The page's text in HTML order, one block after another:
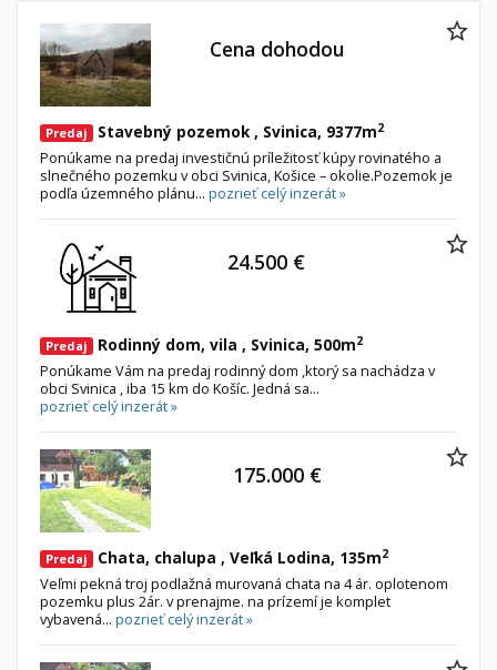
Predaj Stavebný pozemok , Svinica, 9377m2
Ponúkame na predaj investičnú príležitosť kúpy rovinatého a
slnečného pozemku v obci Svinica, Košice – okolie.Pozemok je
podľa územného plánu... pozrieť celý inzerát »
Cena dohodou
Predaj Rodinný dom, vila , Svinica, 500m2
Ponúkame Vám na predaj rodinný dom ,ktorý sa nachádza v
obci Svinica , iba 15 km do Košíc. Jedná sa...
pozrieť celý inzerát »
24.500 €
Predaj Chata, chalupa , Veľká Lodina, 135m2
Veľmi pekná troj podlažná murovaná chata na 4 ár. oplotenom
pozemku plus 2ár. v prenajme. na prízemí je komplet
vybavená... pozrieť celý inzerát »
175.000 €